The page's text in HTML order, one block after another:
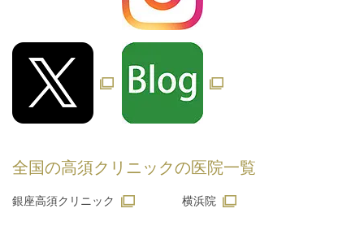
全国の高須クリニックの医院一覧
銀座高須クリニック 横浜院